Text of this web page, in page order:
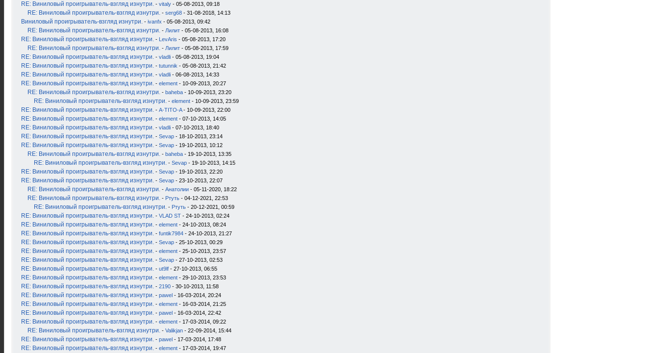
RE: Виниловый проигрыватель-взгляд изнутри. - vitaly - 05-08-2013, 09:18
RE: Виниловый проигрыватель-взгляд изнутри. - serg68 - 31-08-2018, 14:13
Виниловый проигрыватель-взгляд изнутри. - ivanfx - 05-08-2013, 09:42
RE: Виниловый проигрыватель-взгляд изнутри. - Лилит - 05-08-2013, 16:08
RE: Виниловый проигрыватель-взгляд изнутри. - LevAris - 05-08-2013, 17:20
RE: Виниловый проигрыватель-взгляд изнутри. - Лилит - 05-08-2013, 17:59
RE: Виниловый проигрыватель-взгляд изнутри. - vladli - 05-08-2013, 19:04
RE: Виниловый проигрыватель-взгляд изнутри. - tutunnik - 05-08-2013, 21:42
RE: Виниловый проигрыватель-взгляд изнутри. - vladli - 06-08-2013, 14:33
RE: Виниловый проигрыватель-взгляд изнутри. - element - 10-09-2013, 20:27
RE: Виниловый проигрыватель-взгляд изнутри. - baheba - 10-09-2013, 23:20
RE: Виниловый проигрыватель-взгляд изнутри. - element - 10-09-2013, 23:59
RE: Виниловый проигрыватель-взгляд изнутри. - A-TITO-A- 10-09-2013, 22:00
RE: Виниловый проигрыватель-взгляд изнутри. - element - 07-10-2013, 14:05
RE: Виниловый проигрыватель-взгляд изнутри. - vladli - 07-10-2013, 18:40
RE: Виниловый проигрыватель-взгляд изнутри. - Sevap - 18-10-2013, 23:14
RE: Виниловый проигрыватель-взгляд изнутри. - Sevap - 19-10-2013, 10:12
RE: Виниловый проигрыватель-взгляд изнутри. - baheba - 19-10-2013, 13:35
RE: Виниловый проигрыватель-взгляд изнутри. - Sevap - 19-10-2013, 14:15
RE: Виниловый проигрыватель-взгляд изнутри. - Sevap - 19-10-2013, 22:20
RE: Виниловый проигрыватель-взгляд изнутри. - Sevap - 23-10-2013, 22:07
RE: Виниловый проигрыватель-взгляд изнутри. - Анатолии - 05-11-2020, 18:22
RE: Виниловый проигрыватель-взгляд изнутри. - Ртуть - 04-12-2021, 22:53
RE: Виниловый проигрыватель-взгляд изнутри. - Ртуть - 20-12-2021, 00:59
RE: Виниловый проигрыватель-взгляд изнутри. - VLAD ST - 24-10-2013, 02:24
RE: Виниловый проигрыватель-взгляд изнутри. - element - 24-10-2013, 08:24
RE: Виниловый проигрыватель-взгляд изнутри. - funtik7984 - 24-10-2013, 21:27
RE: Виниловый проигрыватель-взгляд изнутри. - Sevap - 25-10-2013, 00:29
RE: Виниловый проигрыватель-взгляд изнутри. - element - 25-10-2013, 23:57
RE: Виниловый проигрыватель-взгляд изнутри. - Sevap - 27-10-2013, 02:53
RE: Виниловый проигрыватель-взгляд изнутри. - ut9lf - 27-10-2013, 06:55
RE: Виниловый проигрыватель-взгляд изнутри. - element - 29-10-2013, 23:53
RE: Виниловый проигрыватель-взгляд изнутри. - 2190 - 30-10-2013, 11:58
RE: Виниловый проигрыватель-взгляд изнутри. - pawel - 16-03-2014, 20:24
RE: Виниловый проигрыватель-взгляд изнутри. - element - 16-03-2014, 21:25
RE: Виниловый проигрыватель-взгляд изнутри. - pawel - 16-03-2014, 22:42
RE: Виниловый проигрыватель-взгляд изнутри. - element - 17-03-2014, 09:22
RE: Виниловый проигрыватель-взгляд изнутри. - Valikjan - 22-09-2014, 15:44
RE: Виниловый проигрыватель-взгляд изнутри. - pawel - 17-03-2014, 17:48
RE: Виниловый проигрыватель-взгляд изнутри. - element - 17-03-2014, 19:47